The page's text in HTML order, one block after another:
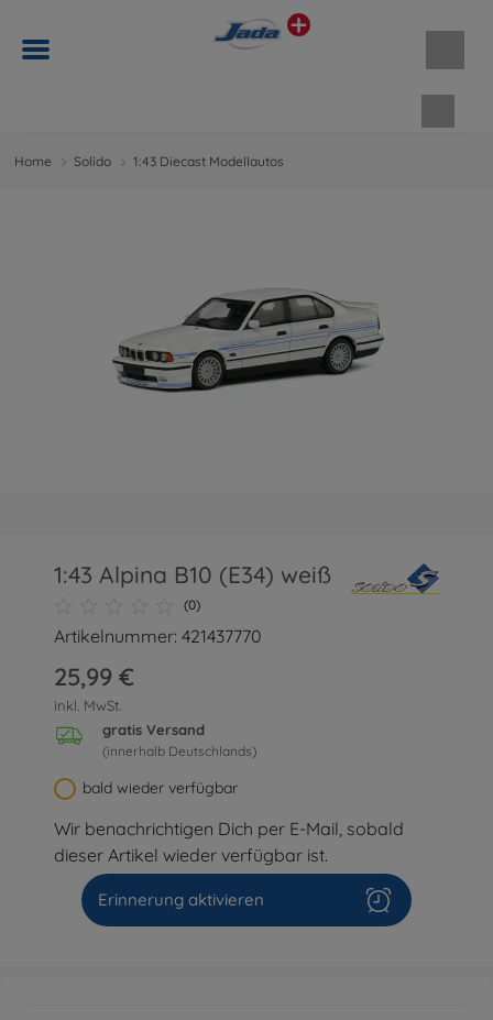
Home Solido 1:43 Diecast Modellautos
1:43 Alpina B10 (E34) weiß
(0)
Artikelnummer: 421437770
25,99 €
inkl. MwSt.
gratis Versand
(innerhalb Deutschlands)
bald wieder verfügbar
Wir benachrichtigen Dich per E-Mail, sobald
dieser Artikel wieder verfügbar ist.
Erinnerung aktivieren